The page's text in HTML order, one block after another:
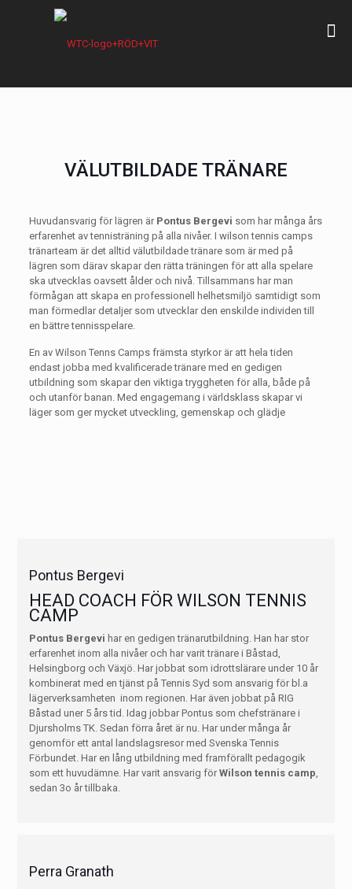
VÄLUTBILDADE TRÄNARE
Huvudansvarig för lägren är Pontus Bergevi som har många års
erfarenhet av tennisträning på alla nivåer. I wilson tennis camps
tränarteam är det alltid välutbildade tränare som är med på
lägren som därav skapar den rätta träningen för att alla spelare
ska utvecklas oavsett ålder och nivå. Tillsammans har man
förmågan att skapa en professionell helhetsmiljö samtidigt som
man förmedlar detaljer som utvecklar den enskilde individen till
en bättre tennisspelare.
En av Wilson Tenns Camps främsta styrkor är att hela tiden
endast jobba med kvalificerade tränare med en gedigen
utbildning som skapar den viktiga tryggheten för alla, både på
och utanför banan. Med engagemang i världsklass skapar vi
läger som ger mycket utveckling, gemenskap och glädje
Pontus Bergevi
HEAD COACH FÖR WILSON TENNIS
CAMP
Pontus Bergevi har en gedigen tränarutbildning. Han har stor
erfarenhet inom alla nivåer och har varit tränare i Båstad,
Helsingborg och Växjö. Har jobbat som idrottslärare under 10 år
kombinerat med en tjänst på Tennis Syd som ansvarig för bl.a
lägerverksamheten inom regionen. Har även jobbat på RIG
Båstad uner 5 års tid. Idag jobbar Pontus som chefstränare i
Djursholms TK. Sedan förra året är nu. Har under många år
genomför ett antal landslagsresor med Svenska Tennis
Förbundet. Har en lång utbildning med framförallt pedagogik
som ett huvudämne. Har varit ansvarig för Wilson tennis camp
sedan 3o år tillbaka.
Perra Granath